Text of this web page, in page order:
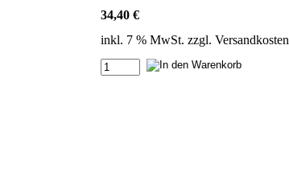
34,40 €
inkl. 7 % MwSt. zzgl. Versandkosten